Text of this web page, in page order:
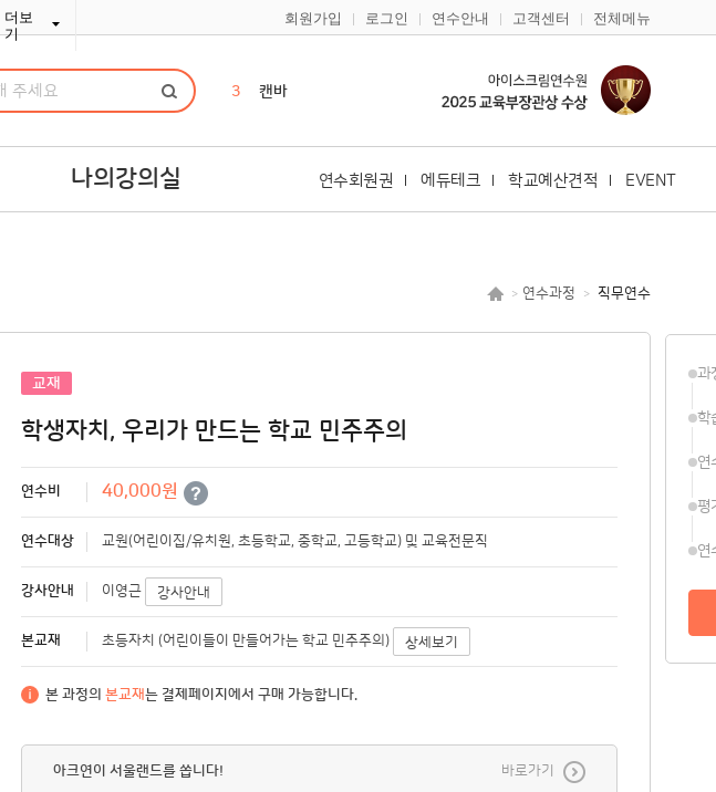
더보
기
회원가입 로그인 연수안내 고객센터 전체메뉴
한국사
3
캔바
10
노션
나의강의실
연수변경/취소
단체신청관리
나의문의함
포인트/쿠폰
영수증/이수증
개인정보관리
MY회원권/패키지
연수회원권 에듀테크 학교예산견적 EVENT
과
학
연
평
연
> 연수과정 > 직무연수
교재
학생자치, 우리가 만드는 학교 민주주의
연수비 40,000원
연수대상 교원(어린이집/유치원, 초등학교, 중학교, 고등학교) 및 교육전문직
강사안내 이영근 강사안내
본교재 초등자치 (어린이들이 만들어가는 학교 민주주의) 상세보기
본 과정의 본교재는 결제페이지에서 구매 가능합니다.
아크연이 서울랜드를 쏩니다! 바로가기